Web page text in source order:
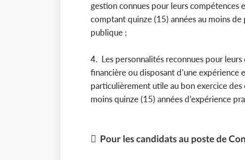
gestion connues pour leurs
comptant quinze (15) années au moins
publique ;
4. Les personnalités reconnues pour
financière ou disposant d’une expérience
particulièrement utile au bon exercice des
moins quinze (15) années d’expérience
 Pour les candidats au poste de